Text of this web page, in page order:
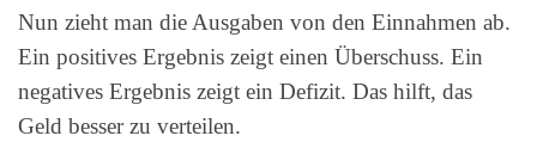
Nun zieht man die Ausgaben von den Einnahmen ab.
Ein positives Ergebnis zeigt einen Überschuss. Ein
negatives Ergebnis zeigt ein Defizit. Das hilft, das
Geld besser zu verteilen.